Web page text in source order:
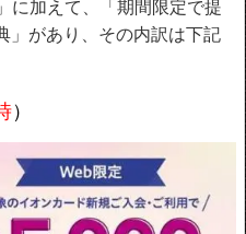
に加えて、「期間限定で提
」があり、その内訳は下記
）